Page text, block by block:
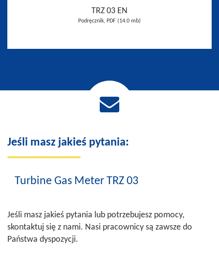
TRZ 03 EN
Podręcznik, PDF (14.0 mb)
Jeśli masz jakieś pytania:
Turbine Gas Meter TRZ 03
Jeśli masz jakieś pytania lub potrzebujesz pomocy,
skontaktuj się z nami. Nasi pracownicy są zawsze do
Państwa dyspozycji.